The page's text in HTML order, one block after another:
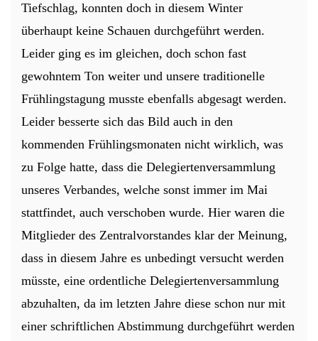
Tiefschlag, konnten doch in diesem Winter
überhaupt keine Schauen durchgeführt werden.
Leider ging es im gleichen, doch schon fast
gewohntem Ton weiter und unsere traditionelle
Frühlingstagung musste ebenfalls abgesagt werden.
Leider besserte sich das Bild auch in den
kommenden Frühlingsmonaten nicht wirklich, was
zu Folge hatte, dass die Delegiertenversammlung
unseres Verbandes, welche sonst immer im Mai
stattfindet, auch verschoben wurde. Hier waren die
Mitglieder des Zentralvorstandes klar der Meinung,
dass in diesem Jahre es unbedingt versucht werden
müsste, eine ordentliche Delegiertenversammlung
abzuhalten, da im letzten Jahre diese schon nur mit
einer schriftlichen Abstimmung durchgeführt werden